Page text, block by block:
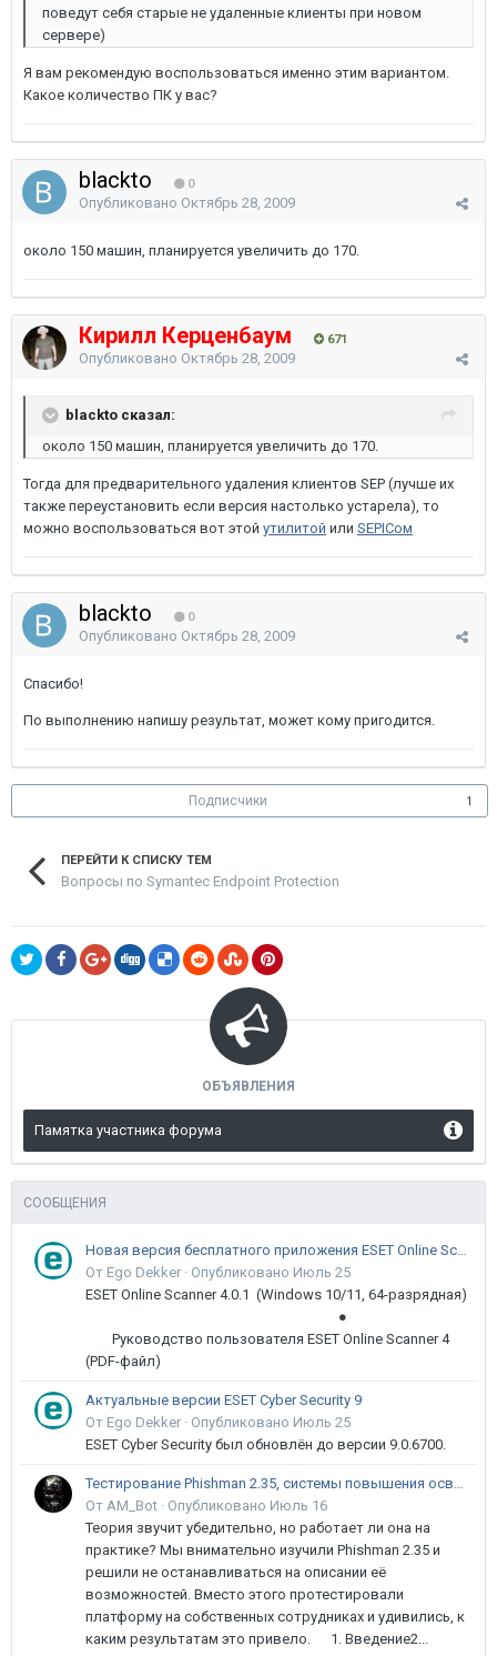
поведут себя старые не удаленные клиенты при новом
сервере)
Я вам рекомендую воспользоваться именно этим вариантом.
Какое количество ПК у вас?
blackto 0
Опубликовано Октябрь 28, 2009
около 150 машин, планируется увеличить до 170.
Кирилл Керценбаум 671
Опубликовано Октябрь 28, 2009
blackto сказал:
около 150 машин, планируется увеличить до 170.
Тогда для предварительного удаления клиентов SEP (лучше их
также переустановить если версия настолько устарела), то
можно воспользоваться вот этой утилитой или SEPICом
blackto 0
Опубликовано Октябрь 28, 2009
Спасибо!
По выполнению напишу результат, может кому пригодится.
Подписчики 1
ПЕРЕЙТИ К СПИСКУ ТЕМ
Вопросы по Symantec Endpoint Protection
ОБЪЯВЛЕНИЯ
Памятка участника форума
СООБЩЕНИЯ
Новая версия бесплатного приложения ESET Online Scanner доступна пользователям
От Ego Dekker · Опубликовано Июль 25
ESET Online Scanner 4.0.1 (Windows 10/11, 64-разрядная)
●
Руководство пользователя ESET Online Scanner 4
(PDF-файл)
Актуальные версии ESET Cyber Security 9
От Ego Dekker · Опубликовано Июль 25
ESET Cyber Security был обновлён до версии 9.0.6700.
Тестирование Phishman 2.35, системы повышения осведомлённости пользователей в сфере ИБ
От AM_Bot · Опубликовано Июль 16
Теория звучит убедительно, но работает ли она на
практике? Мы внимательно изучили Phishman 2.35 и
решили не останавливаться на описании её
возможностей. Вместо этого протестировали
платформу на собственных сотрудниках и удивились, к
каким результатам это привело. 1. Введение2...